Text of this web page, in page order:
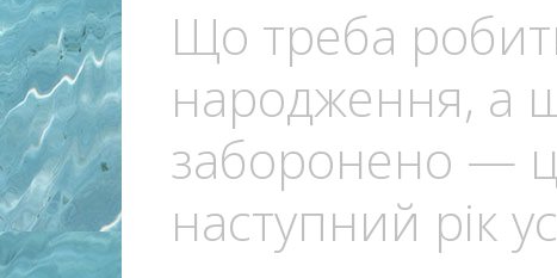
Що треба
народження, а
заборонено —
наступний рік